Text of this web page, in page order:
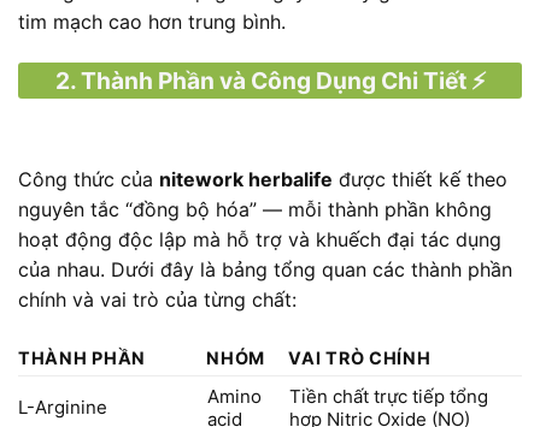
tim mạch cao hơn trung bình.
2. Thành Phần và Công Dụng Chi Tiết ⚡
Công thức của nitework herbalife được thiết kế theo
nguyên tắc “đồng bộ hóa” — mỗi thành phần không
hoạt động độc lập mà hỗ trợ và khuếch đại tác dụng
của nhau. Dưới đây là bảng tổng quan các thành phần
chính và vai trò của từng chất:
THÀNH PHẦN NHÓM VAI TRÒ CHÍNH
L-Arginine
Amino
acid
Tiền chất trực tiếp tổng
hợp Nitric Oxide (NO)